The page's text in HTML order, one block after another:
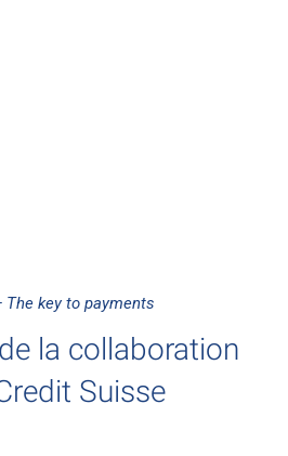
The key to payments
la collaboration
Suisse